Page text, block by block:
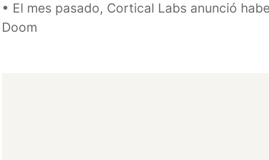
El mes pasado, Cortical Labs anunció
Doom